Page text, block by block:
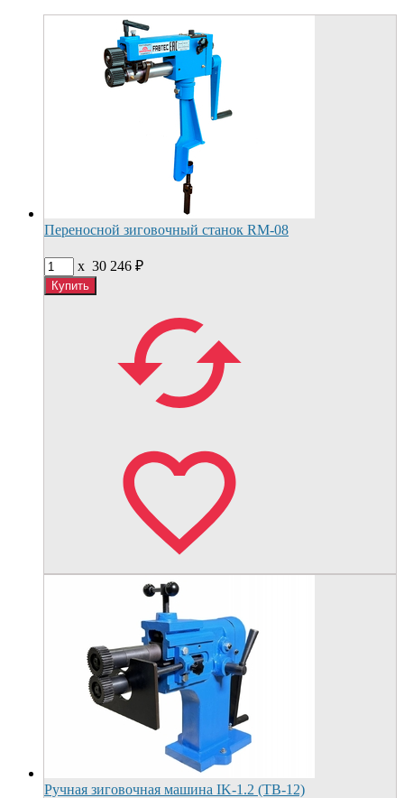
Переносной зиговочный станок RM-08
x 30 246 ₽
Ручная зиговочная машина IK-1.2 (TB-12)